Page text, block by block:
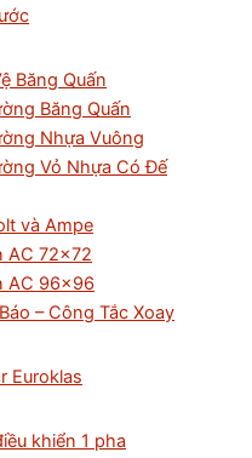
Băng Quấn
Băng Quấn
Nhựa Vuông
Vỏ Nhựa Có Đế
và Ampe
AC 72×72
AC 96×96
– Công Tắc Xoay
Euroklas
khiển 1 pha